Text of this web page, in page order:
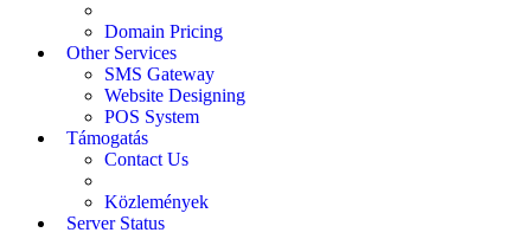
Domain Pricing
Other Services
SMS Gateway
Website Designing
POS System
Támogatás
Contact Us
Közlemények
Server Status